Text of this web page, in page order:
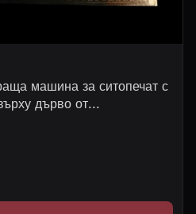
машина за ситопечат с
дърво от...